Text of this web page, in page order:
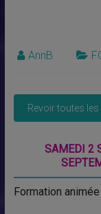
AnnB
SAMEDI 2
Formation